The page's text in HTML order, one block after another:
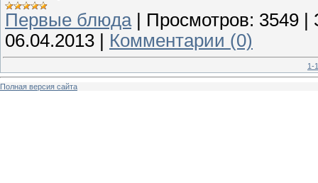
Первые блюда | Просмотров: 3549 |
06.04.2013 | Комментарии (0)
1-
Полная версия сайта